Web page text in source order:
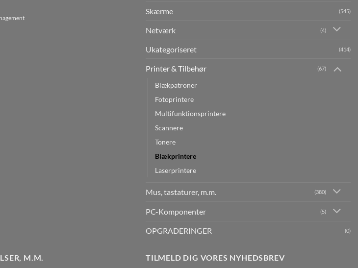
Skærme (545)
Netværk (4)
Ukategoriseret (414)
Printer & Tilbehør (67)
Blækpatroner
Fotoprintere
Multifunktionsprintere
Scannere
Tonere
Blækprintere
Laserprintere
Mus, tastaturer, m.m. (380)
PC-Komponenter (5)
OPGRADERINGER (0)
M.M. TILMELD DIG VORES NYHEDSBREV